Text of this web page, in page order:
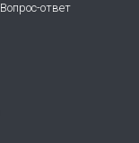
Вопрос-ответ